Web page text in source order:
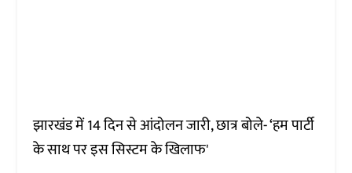
झारखंड में 14 दिन से आंदोलन जारी, छात्र बोले- ‘हम पार्टी
के साथ पर इस सिस्टम के खिलाफ'